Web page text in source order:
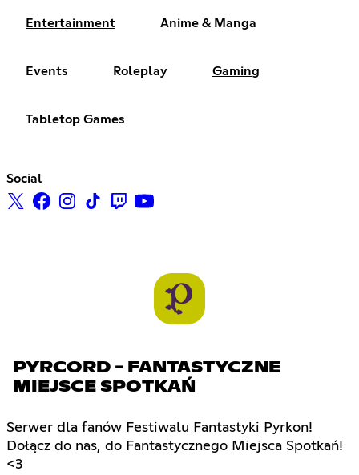
Entertainment Anime & Manga
Events Roleplay Gaming
Tabletop Games
Social
PYRCORD - FANTASTYCZNE
MIEJSCE SPOTKAŃ
Serwer dla fanów Festiwalu Fantastyki Pyrkon!
Dołącz do nas, do Fantastycznego Miejsca Spotkań!
<3